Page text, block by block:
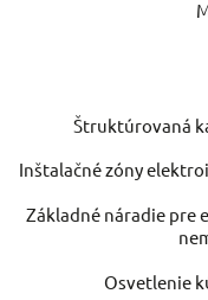
Štruktúrovaná
Inštalačné zóny
Základné náradie pre
Osvetlenie